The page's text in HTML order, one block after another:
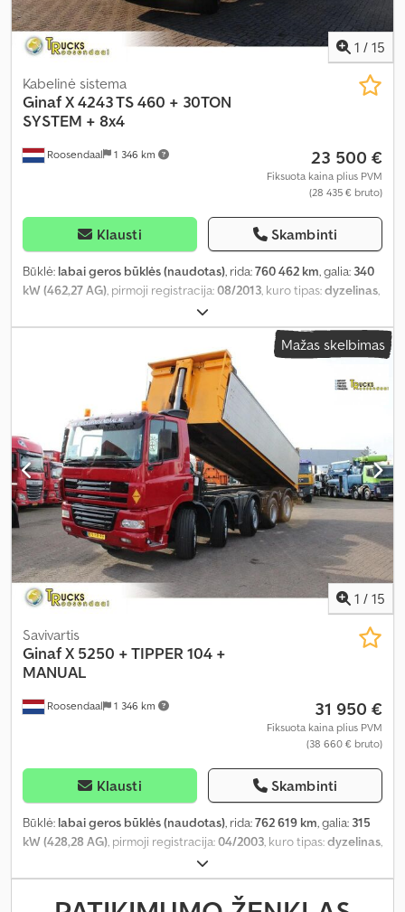
1 / 15
Roosendaal 1 346 km
Kabelinė sistema
GinafX 4243 TS 460 + 30TON
SYSTEM + 8x4
23 500 €
Fiksuota kaina plius PVM
(28 435 € bruto)
Klausti Skambinti
Būklė: labai geros būklės (naudotas), rida:760 462 km, galia: 340
kW (462,27 AG), pirmoji registracija:08/2013, kuro tipas:dyzelinas,
, ratų bazė:6 150 mm
spalva:kitas, vairuotojo kabina:dieninė kabina, pavaros tipas:
, bendras ilgis:8 900 mm,
2 550 mm, Gamybos metai:
Mažas skelbimas
1 / 15
Roosendaal 1 346 km
Savivartis
GinafX 5250 + TIPPER 104 +
MANUAL
31 950 €
Fiksuota kaina plius PVM
(38 660 € bruto)
Klausti Skambinti
Būklė: labai geros būklės (naudotas), rida:762 619 km, galia: 315
kW (428,28 AG), pirmoji registracija:04/2003, kuro tipas:dyzelinas,
, ratų bazė:
spalva:raudona, vairuotojo kabina:dieninė kabina, pavaros tipas:
mechaninis, pavarų skaičius: 8 , emisijos klasė: Euro 3, bendras ilgis: